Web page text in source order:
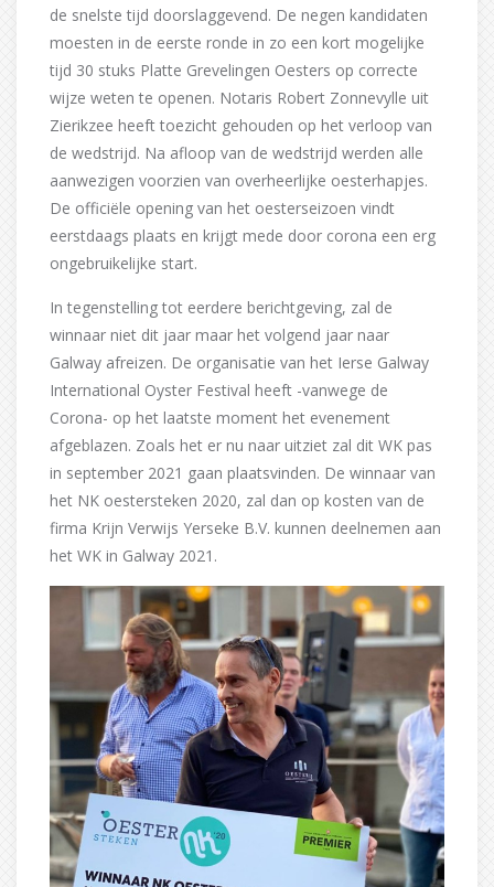
de snelste tijd doorslaggevend. De negen kandidaten
moesten in de eerste ronde in zo een kort mogelijke
tijd 30 stuks Platte Grevelingen Oesters op correcte
wijze weten te openen. Notaris Robert Zonnevylle uit
Zierikzee heeft toezicht gehouden op het verloop van
de wedstrijd. Na afloop van de wedstrijd werden alle
aanwezigen voorzien van overheerlijke oesterhapjes.
De officiële opening van het oesterseizoen vindt
eerstdaags plaats en krijgt mede door corona een erg
ongebruikelijke start.
In tegenstelling tot eerdere berichtgeving, zal de
winnaar niet dit jaar maar het volgend jaar naar
Galway afreizen. De organisatie van het Ierse Galway
International Oyster Festival heeft -vanwege de
Corona- op het laatste moment het evenement
afgeblazen. Zoals het er nu naar uitziet zal dit WK pas
in september 2021 gaan plaatsvinden. De winnaar van
het NK oestersteken 2020, zal dan op kosten van de
firma Krijn Verwijs Yerseke B.V. kunnen deelnemen aan
het WK in Galway 2021.